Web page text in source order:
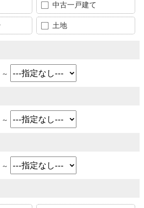
中古一戸建て
土地
～
～
～